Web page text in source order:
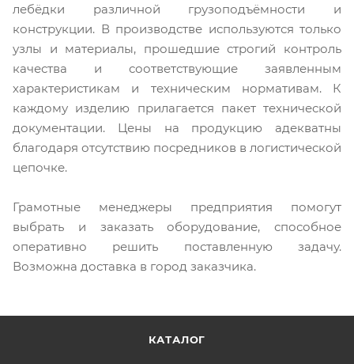
лебёдки различной грузоподъёмности и
конструкции. В производстве используются только
узлы и материалы, прошедшие строгий контроль
качества и соответствующие заявленным
характеристикам и техническим нормативам. К
каждому изделию прилагается пакет технической
документации. Цены на продукцию адекватны
благодаря отсутствию посредников в логистической
цепочке.
Грамотные менеджеры предприятия помогут
выбрать и заказать оборудование, способное
оперативно решить поставленную задачу.
Возможна доставка в город заказчика.
КАТАЛОГ